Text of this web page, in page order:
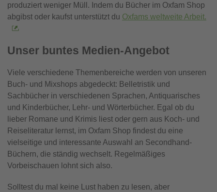
produziert weniger Müll. Indem du Bücher im Oxfam Shop
abgibst oder kaufst unterstützt du Oxfams weltweite Arbeit.
Unser buntes Medien-Angebot
Viele verschiedene Themenbereiche werden von unseren
Buch- und Mixshops abgedeckt: Belletristik und
Sachbücher in verschiedenen Sprachen, Antiquarisches
und Kinderbücher, Lehr- und Wörterbücher. Egal ob du
lieber Romane und Krimis liest oder gern aus Koch- und
Reiseliteratur lernst, im Oxfam Shop findest du eine
vielseitige und interessante Auswahl an Secondhand-
Büchern, die ständig wechselt. Regelmäßiges
Vorbeischauen lohnt sich also.
Solltest du mal keine Lust haben zu lesen, aber